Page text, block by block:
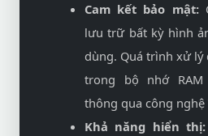
Cam kết bảo mật:
lưu trữ bất kỳ hình
dùng. Quá trình xử lý
trong bộ nhớ
thông qua công nghệ
Khả năng hiển thị: